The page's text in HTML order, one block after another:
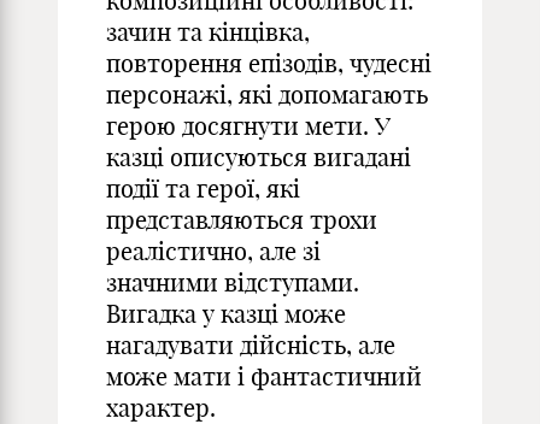
зачин та кінцівка,
повторення епізодів, чудесні
персонажі, які допомагають
герою досягнути мети. У
казці описуються вигадані
події та герої, які
представляються трохи
реалістично, але зі
значними відступами.
Вигадка у казці може
нагадувати дійсність, але
може мати і фантастичний
характер.